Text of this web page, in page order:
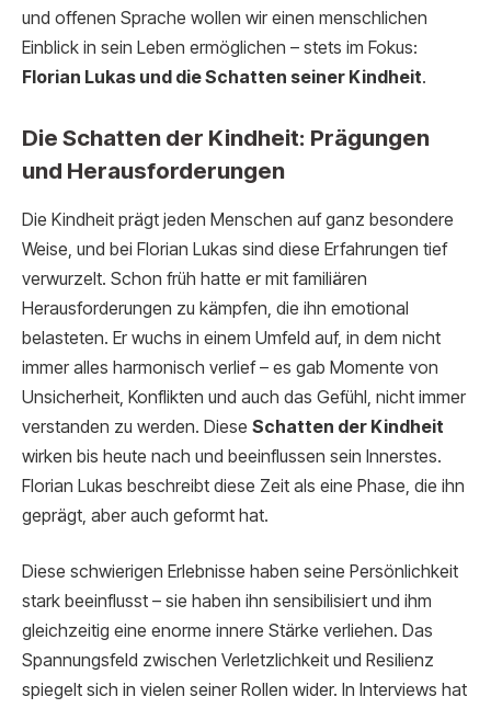
und offenen Sprache wollen wir einen menschlichen
Einblick in sein Leben ermöglichen – stets im Fokus:
Florian Lukas und die Schatten seiner Kindheit.
Die Schatten der Kindheit: Prägungen
und Herausforderungen
Die Kindheit prägt jeden Menschen auf ganz besondere
Weise, und bei Florian Lukas sind diese Erfahrungen tief
verwurzelt. Schon früh hatte er mit familiären
Herausforderungen zu kämpfen, die ihn emotional
belasteten. Er wuchs in einem Umfeld auf, in dem nicht
immer alles harmonisch verlief – es gab Momente von
Unsicherheit, Konflikten und auch das Gefühl, nicht immer
verstanden zu werden. Diese Schatten der Kindheit
wirken bis heute nach und beeinflussen sein Innerstes.
Florian Lukas beschreibt diese Zeit als eine Phase, die ihn
geprägt, aber auch geformt hat.
Diese schwierigen Erlebnisse haben seine Persönlichkeit
stark beeinflusst – sie haben ihn sensibilisiert und ihm
gleichzeitig eine enorme innere Stärke verliehen. Das
Spannungsfeld zwischen Verletzlichkeit und Resilienz
spiegelt sich in vielen seiner Rollen wider. In Interviews hat